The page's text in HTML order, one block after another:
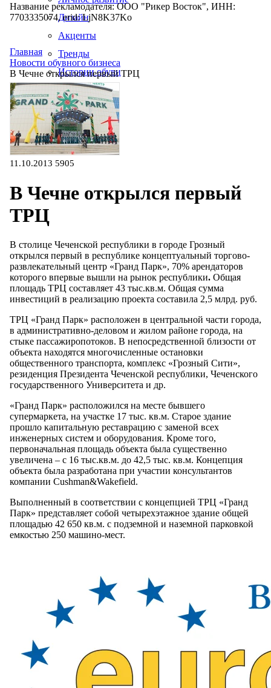
Дизайн
Акценты
Тренды
Истории обуви
Производство
Название рекламодателя: ООО "Рикер Восток", ИНН:
7703335074, erid: LjN8K37Ko
Главная
Новости обувного бизнеса
В Чечне открылся первый ТРЦ
11.10.2013 5905
В Чечне открылся первый
ТРЦ
В столице Чеченской республики в городе Грозный
открылся первый в республике концептуальный торгово-
развлекательный центр «Гранд Парк», 70% арендаторов
которого впервые вышли на рынок республики. Общая
площадь ТРЦ составляет 43 тыс.кв.м. Общая сумма
инвестиций в реализацию проекта составила 2,5 млрд. руб.
ТРЦ «Гранд Парк» расположен в центральной части города,
в административно-деловом и жилом районе города, на
стыке пассажиропотоков. В непосредственной близости от
объекта находятся многочисленные остановки
общественного транспорта, комплекс «Грозный Сити»,
резиденция Президента Чеченской республики, Чеченского
государственного Университета и др.
«Гранд Парк» расположился на месте бывшего
супермаркета, на участке 17 тыс. кв.м. Старое здание
прошло капитальную реставрацию с заменой всех
инженерных систем и оборудования. Кроме того,
первоначальная площадь объекта была существенно
увеличена – с 16 тыс.кв.м. до 42,5 тыс. кв.м. Концепция
объекта была разработана при участии консультантов
компании Cushman&Wakefield.
Выполненный в соответствии с концепцией ТРЦ «Гранд
Парк» представляет собой четырехэтажное здание общей
площадью 42 650 кв.м. с подземной и наземной парковкой
емкостью 250 машино-мест.